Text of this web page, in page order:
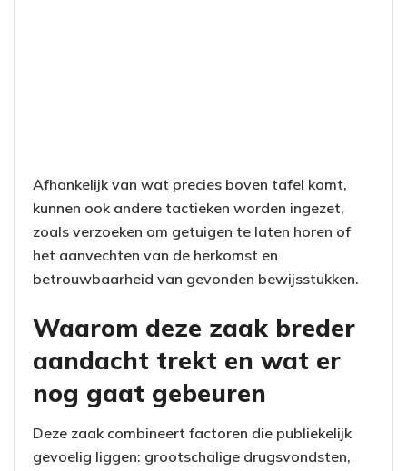
Afhankelijk van wat precies boven tafel komt,
kunnen ook andere tactieken worden ingezet,
zoals verzoeken om getuigen te laten horen of
het aanvechten van de herkomst en
betrouwbaarheid van gevonden bewijsstukken.
Waarom deze zaak breder
aandacht trekt en wat er
nog gaat gebeuren
Deze zaak combineert factoren die publiekelijk
gevoelig liggen: grootschalige drugsvondsten,